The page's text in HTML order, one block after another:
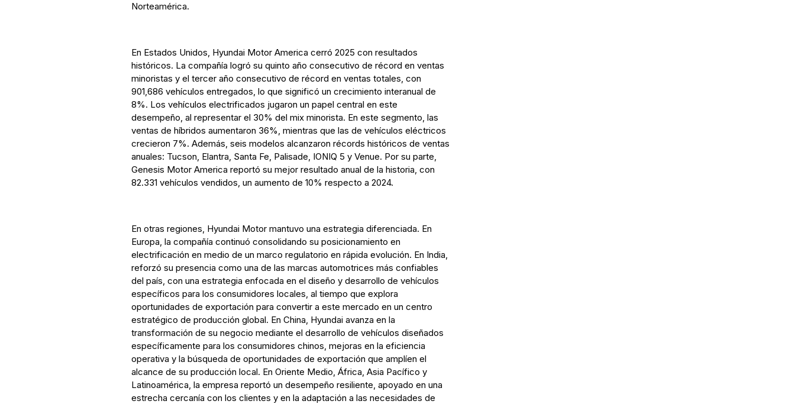
Norteamérica.
En Estados Unidos, Hyundai Motor America cerró 2025 con resultados
históricos. La compañía logró su quinto año consecutivo de récord en ventas
minoristas y el tercer año consecutivo de récord en ventas totales, con
901,686 vehículos entregados, lo que significó un crecimiento interanual de
8%. Los vehículos electrificados jugaron un papel central en este
desempeño, al representar el 30% del mix minorista. En este segmento, las
ventas de híbridos aumentaron 36%, mientras que las de vehículos eléctricos
crecieron 7%. Además, seis modelos alcanzaron récords históricos de ventas
anuales: Tucson, Elantra, Santa Fe, Palisade, IONIQ 5 y Venue. Por su parte,
Genesis Motor America reportó su mejor resultado anual de la historia, con
82.331 vehículos vendidos, un aumento de 10% respecto a 2024.
En otras regiones, Hyundai Motor mantuvo una estrategia diferenciada. En
Europa, la compañía continuó consolidando su posicionamiento en
electrificación en medio de un marco regulatorio en rápida evolución. En India,
reforzó su presencia como una de las marcas automotrices más confiables
del país, con una estrategia enfocada en el diseño y desarrollo de vehículos
específicos para los consumidores locales, al tiempo que explora
oportunidades de exportación para convertir a este mercado en un centro
estratégico de producción global. En China, Hyundai avanza en la
transformación de su negocio mediante el desarrollo de vehículos diseñados
específicamente para los consumidores chinos, mejoras en la eficiencia
operativa y la búsqueda de oportunidades de exportación que amplíen el
alcance de su producción local. En Oriente Medio, África, Asia Pacífico y
Latinoamérica, la empresa reportó un desempeño resiliente, apoyado en una
estrecha cercanía con los clientes y en la adaptación a las necesidades de